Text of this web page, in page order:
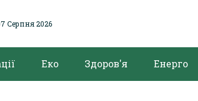
Серпня 2026
Еко Здоров'я Енерго